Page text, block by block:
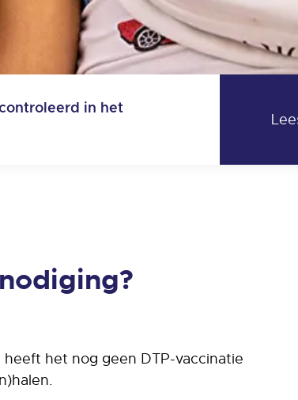
in het
het nog geen DTP-vaccinatie